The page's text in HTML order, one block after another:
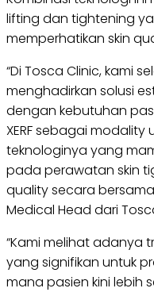
lifting dan tightening
memperhatikan skin
“Di Tosca Clinic, kami
menghadirkan solusi
dengan kebutuhan
XERF sebagai
teknologinya yang
pada perawatan skin
quality secara
Medical Head dari
“Kami melihat adanya
yang signifikan untuk
mana pasien kini lebih